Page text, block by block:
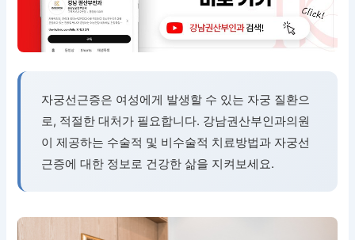
자궁선근증은 여성에게 발생할 수 있는 자궁 질환으
로, 적절한 대처가 필요합니다. 강남권산부인과의원
이 제공하는 수술적 및 비수술적 치료방법과 자궁선
근증에 대한 정보로 건강한 삶을 지켜보세요.